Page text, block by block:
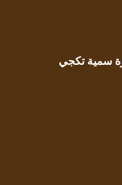
سمية تكجي